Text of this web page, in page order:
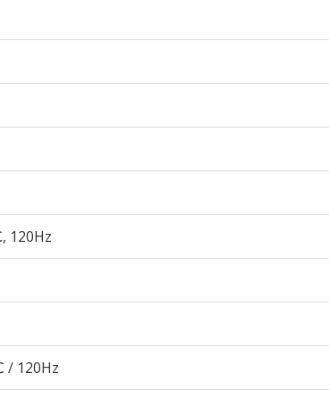
120Hz
/ 120Hz